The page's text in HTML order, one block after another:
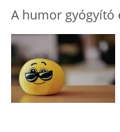
A humor gyógyító